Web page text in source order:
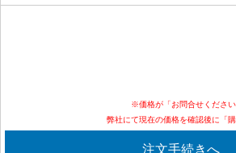
※価格が「お問合せください
弊社にて現在の価格を確認後に「